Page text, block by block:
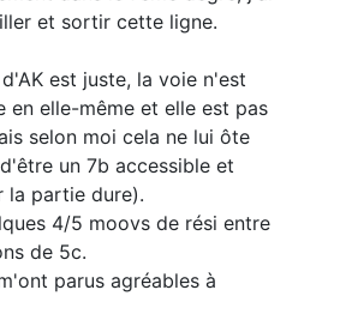
et sortir cette ligne.
est juste, la voie n'est
en elle-même et elle est pas
selon moi cela ne lui ôte
un 7b accessible et
la partie dure).
4/5 moovs de rési entre
de 5c.
parus agréables à